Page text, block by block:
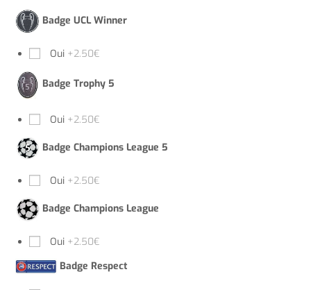
Badge UCL Winner
Oui +2.50€
Badge Trophy 5
Oui +2.50€
Badge Champions League 5
Oui +2.50€
Badge Champions League
Oui +2.50€
Badge Respect